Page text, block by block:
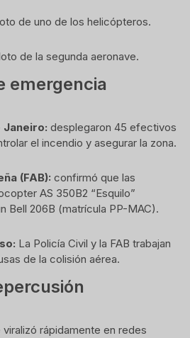
de uno de los helicópteros.
de la segunda aeronave.
emergencia
Janeiro: desplegaron 45 efectivos
el incendio y asegurar la zona.
(FAB): confirmó que las
AS 350B2 “Esquilo”
Bell 206B (matrícula PP-MAC).
La Policía Civil y la FAB trabajan
de la colisión aérea.
rápidamente en redes